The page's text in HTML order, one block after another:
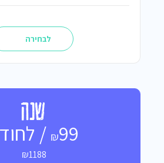
לבחירה
שנה
₪99 / לחודש
₪1188